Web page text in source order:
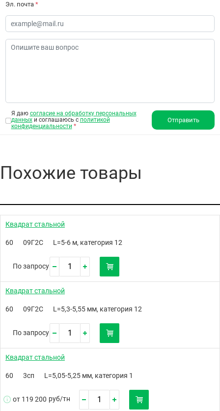
Эл. почта *
Я даю согласие на обработку персональных
данныхи соглашаюсь с политикой
конфиденциальности *
Отправить
Похожие товары
Квадрат стальной
60 09Г2С L=5-6 м, категория 12
По запросу
Квадрат стальной
60 09Г2С L=5,3-5,55 мм, категория 12
По запросу
Квадрат стальной
60 3сп L=5,05-5,25 мм, категория 1
от 119 200 руб/тн